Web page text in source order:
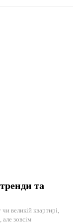
та
великій квартирі,
зовсім